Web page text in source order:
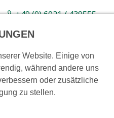
+49 (0) 6021 / 439555-
Aktionsartikel
Website. Einige von
während andere uns
oder zusätzliche
zu stellen.